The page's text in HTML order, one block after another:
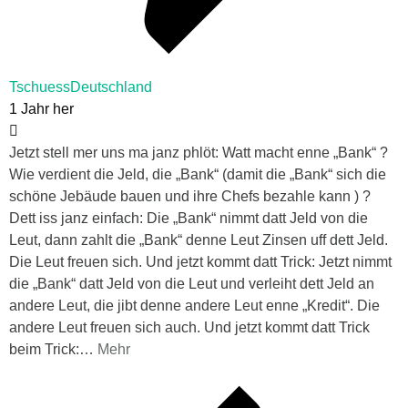
TschuessDeutschland
1 Jahr her
Jetzt stell mer uns ma janz phlöt: Watt macht enne „Bank“ ?
Wie verdient die Jeld, die „Bank“ (damit die „Bank“ sich die
schöne Jebäude bauen und ihre Chefs bezahle kann ) ?
Dett iss janz einfach: Die „Bank“ nimmt datt Jeld von die
Leut, dann zahlt die „Bank“ denne Leut Zinsen uff dett Jeld.
Die Leut freuen sich. Und jetzt kommt datt Trick: Jetzt nimmt
die „Bank“ datt Jeld von die Leut und verleiht dett Jeld an
andere Leut, die jibt denne andere Leut enne „Kredit“. Die
andere Leut freuen sich auch. Und jetzt kommt datt Trick
beim Trick:… Mehr